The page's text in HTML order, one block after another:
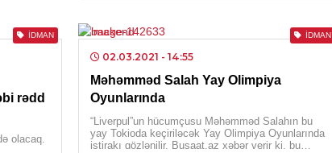
İDMAN
rədd
olacaq.
İDMAN
02.03.2021 - 14:55
Məhəmməd Salah Yay Olimpiya
Oyunlarında
“Liverpul”un hücumçusu Məhəmməd Salahın bu
yay Tokioda keçiriləcək Yay Olimpiya Oyunlarında
iştirakı gözlənilir. Busaat.az xəbər verir ki, bu